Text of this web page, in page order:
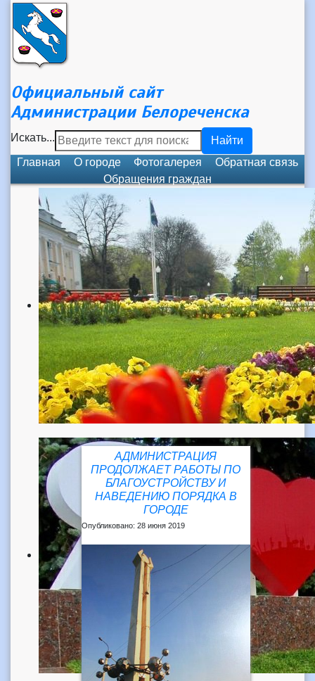
Официальный сайт
Администрации Белореченска
Искать...
Найти
Главная
О городе Фотогалерея
Обратная связь
Обращения граждан
АДМИНИСТРАЦИЯ
ПРОДОЛЖАЕТ РАБОТЫ ПО
БЛАГОУСТРОЙСТВУ И
НАВЕДЕНИЮ ПОРЯДКА В
ГОРОДЕ
Опубликовано: 28 июня 2019